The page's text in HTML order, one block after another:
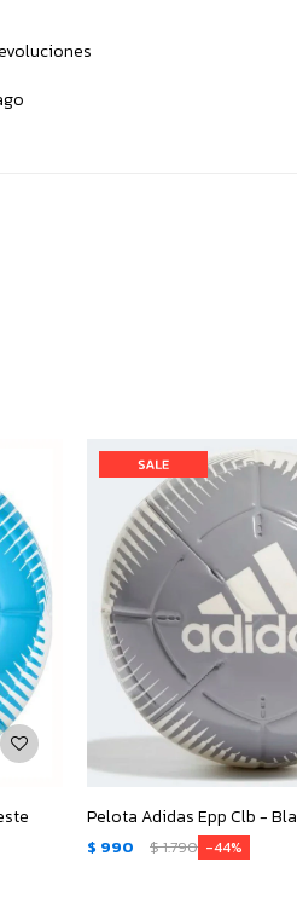
Pelota Adidas Epp Clb -
$ 990 $1.790 44